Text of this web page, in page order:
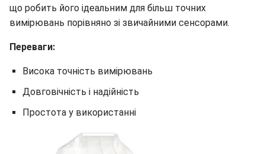
що робить його ідеальним для більш точних
вимірювань порівняно зі звичайними сенсорами.
Переваги:
Висока точність вимірювань
Довговічність і надійність
Простота у використанні